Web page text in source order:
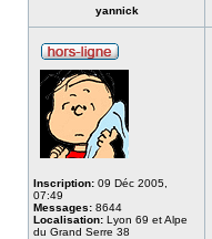
yannick
Inscription: 09 Déc 2005,
07:49
Messages: 8644
Localisation: Lyon 69 et Alpe
du Grand Serre 38